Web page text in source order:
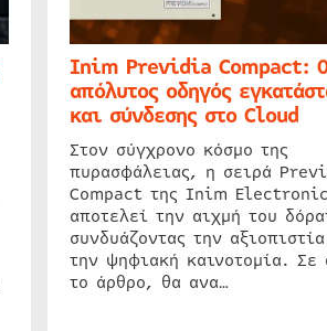
Inim Previdia Compact: Ο
απόλυτος οδηγός
και σύνδεσης στο Cloud
Στον σύγχρονο κόσμο της
πυρασφάλειας, η σειρά
Compact της Inim
αποτελεί την αιχμή του
συνδυάζοντας την
την ψηφιακή καινοτομία. Σε
το άρθρο, θα ανα…